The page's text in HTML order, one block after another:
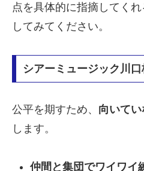
点を具体的に指摘してく
してみてください。
シアーミュージック川
公平を期すため、 向いてい
します。
仲間と集団でワイワイ